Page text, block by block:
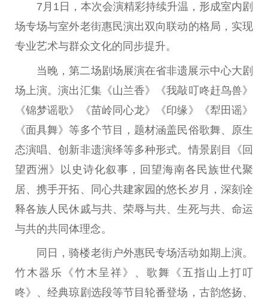
7月1日，本次会演精彩持续升温，形成室内剧
场专场与室外老街惠民演出双向联动的格局，实现
专业艺术与群众文化的同步提升。
当晚，第二场剧场展演在省非遗展示中心大剧
场上演。演出汇集《山兰香》《我敲叮咚赶鸟兽》
《锦梦谣歌》《苗岭同心龙》《印缘》《犁田谣》
《面具舞》等多个节目，题材涵盖民俗歌舞、原生
态演唱、创新非遗演绎等多种形式。情景剧目《回
望西洲》以史诗化叙事，回望海南各民族世代聚
居、携手开拓、同心共建家园的悠长岁月，深刻诠
释各族人民休戚与共、荣辱与共、生死与共、命运
与共的共同体理念。
同日，骑楼老街户外惠民专场活动如期上演。
竹木器乐《竹木呈祥》、歌舞《五指山上打叮
咚》、经典琼剧选段等节目轮番登场，古韵悠扬、